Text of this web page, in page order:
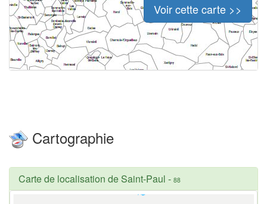
Voir cette carte >>
Cartographie
Carte de localisation de Saint-Paul - 88